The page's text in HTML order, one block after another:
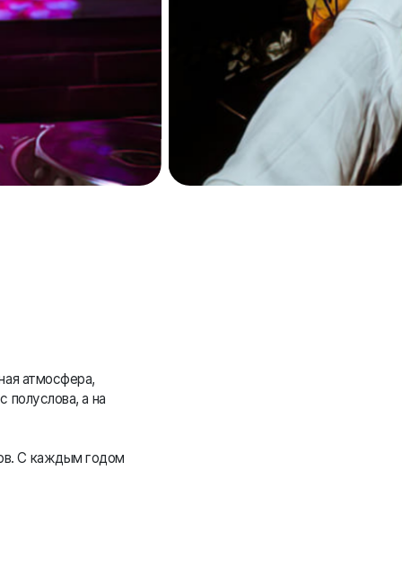
атмосфера,
полуслова, а на
С каждым годом